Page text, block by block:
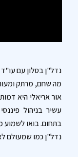
נדל"ן בסלון עם
מה שחם, מרתק
אור אריאלי היא
עשיר בניהול
בתחום. בואו לשמוע
נדל"ן כמו שמעולם